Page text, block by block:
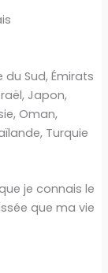
Sud, Émirats
Japon,
Oman,
Turquie
je connais le
que ma vie